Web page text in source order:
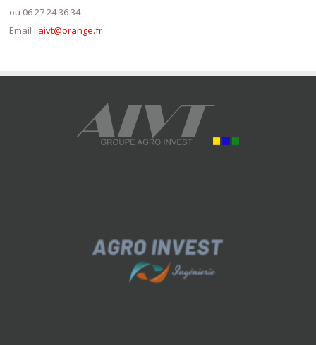
ou 06 27 24 36 34
Email : aivt@orange.fr